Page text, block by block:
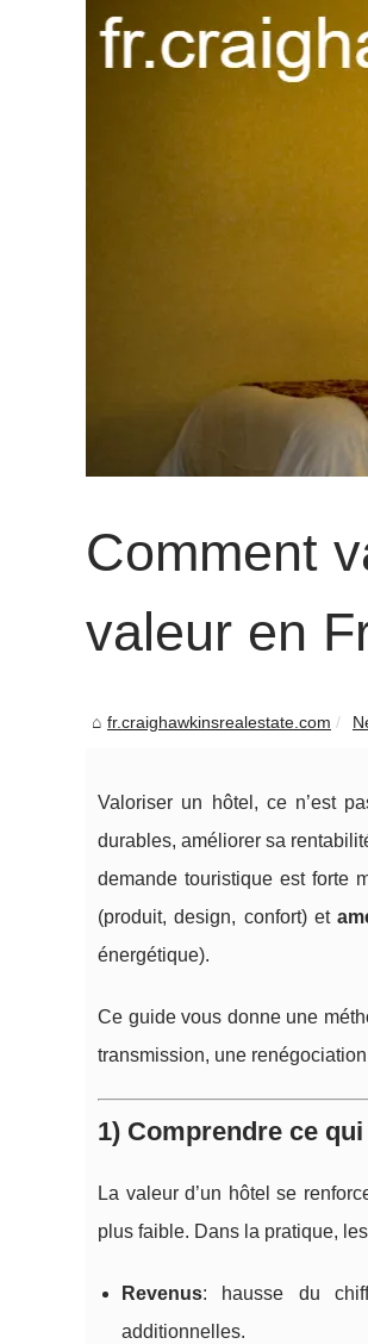
Comment
valeur en
fr.craighawkinsrealestate.com
Valoriser un hôtel, ce n’est
durables, améliorer sa
demande touristique est forte
(produit, design, confort) et
énergétique).
Ce guide vous donne une
transmission, une
1) Comprendre ce
La valeur d’un hôtel se
plus faible. Dans la pratique,
Revenus: hausse du
additionnelles.